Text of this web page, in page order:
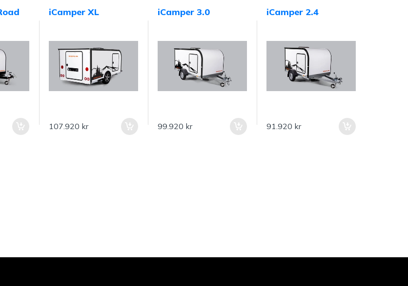
iCamper XL
107.920 kr
iCamper 3.0
99.920 kr
iCamper 2.4
91.920 kr